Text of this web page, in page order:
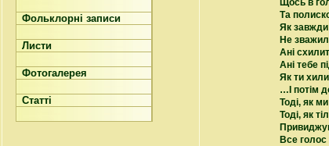
Фольклорні записи
Листи
Фотогалерея
Статті
Щось в
Та
Як
Не
Ані
Ані тебе
Як ти
…І потім
Тоді, як
Тоді, як
Все